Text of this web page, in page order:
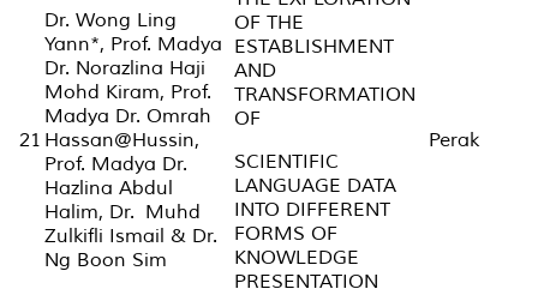
21
Dr. Wong Ling
Yann*, Prof. Madya
Dr. Norazlina Haji
Mohd Kiram, Prof.
Madya Dr. Omrah
Hassan@Hussin,
Prof. Madya Dr.
Hazlina Abdul
Halim, Dr. Muhd
Zulkifli Ismail & Dr.
Ng Boon Sim
OF THE
ESTABLISHMENT
AND
TRANSFORMATION
OF
SCIENTIFIC
LANGUAGE DATA
INTO DIFFERENT
FORMS OF
KNOWLEDGE
PRESENTATION
Perak